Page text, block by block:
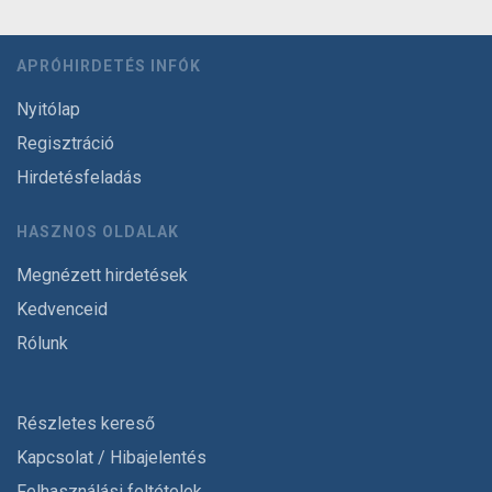
APRÓHIRDETÉS INFÓK
Nyitólap
Regisztráció
Hirdetésfeladás
HASZNOS OLDALAK
Megnézett hirdetések
Kedvenceid
Rólunk
Részletes kereső
Kapcsolat / Hibajelentés